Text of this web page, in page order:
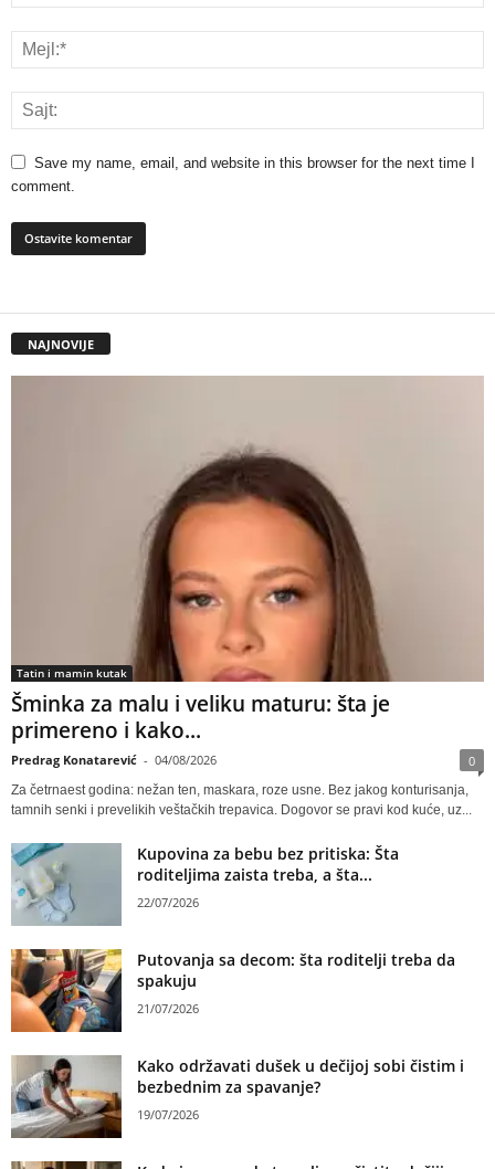
Save my name, email, and website in this browser for the next time I
comment.
NAJNOVIJE
Tatin i mamin kutak
Šminka za malu i veliku maturu: šta je
primereno i kako...
Predrag Konatarević - 04/08/2026 0
Za četrnaest godina: nežan ten, maskara, roze usne. Bez jakog konturisanja,
tamnih senki i prevelikih veštačkih trepavica. Dogovor se pravi kod kuće, uz...
Kupovina za bebu bez pritiska: Šta
roditeljima zaista treba, a šta...
22/07/2026
Putovanja sa decom: šta roditelji treba da
spakuju
21/07/2026
Kako održavati dušek u dečijoj sobi čistim i
bezbednim za spavanje?
19/07/2026